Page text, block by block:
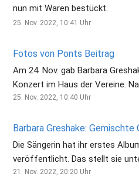
nun mit Waren bestückt.
25. Nov. 2022, 10:41 Uhr
Fotos von Ponts Beitrag
Am 24. Nov. gab Barbara
Konzert im Haus der Vereine.
tollen Musikbeiträgen konnten die
dem Titel „Gemischte Gefühle“
erwerben.
25. Nov. 2022, 10:40 Uhr
Die Sängerin hat ihr erstes
veröffentlicht. Das stellt sie
anderem auch bei einem Konzert
21. Nov. 2022, 20:20 Uhr